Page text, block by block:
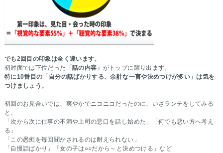
でも2回目の印象は全く違います。
初対面では下位だった
「話の内容」 がトップに躍り出ます。
特に10番目の「自分の話ばかりする、余計な一言や決めつけが多い」は気を
つけましょう。
初回のお見合いでは、爽やかでニコニコだったのに、いざランチをしてみる
と、
「次から次に仕事の不満や上司の悪口を話し始めた」「何でも悪い方へ考え
る」
「この愚痴を毎回聞かされるのは耐えられない」
「自慢話ばかり」「女の子は○○だから～と決めつける」など